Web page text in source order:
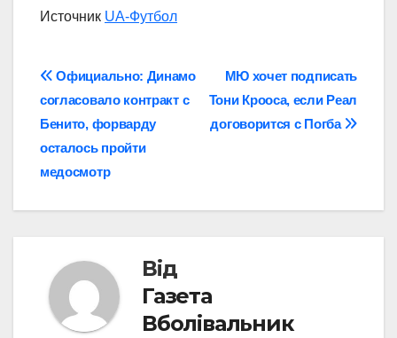
Источник UA-Футбол
Навігація
записів
МЮ хочет подписать
Тони Крооса, если Реал
договорится с Погба
Официально: Динамо
согласовало контракт с
Бенито, форварду
осталось пройти
медосмотр
Від
Газета
Вболівальник